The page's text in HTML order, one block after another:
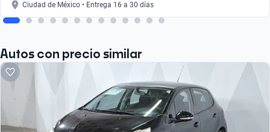
Ciudad de México • Entrega 16 a 30 días
Autos con precio similar